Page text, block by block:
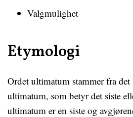
Valgmulighet
Etymologi
Ordet ultimatum stammer fra
ultimatum, som betyr det siste
ultimatum er en siste og